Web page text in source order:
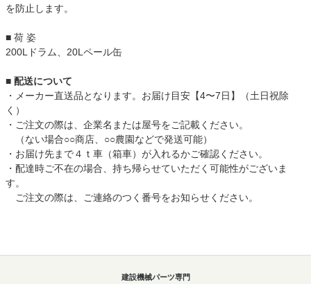
を防止します。
■ 荷 姿
200Lドラム、20Lペール缶
■ 配送について
・メーカー直送品となります。お届け目安【4〜7日】（土日祝除
く）
・ご注文の際は、企業名または屋号をご記載ください。
（ない場合○○商店、○○農園などで発送可能）
・お届け先まで４ｔ車（箱車）が入れるかご確認ください。
・配達時ご不在の場合、持ち帰らせていただく可能性がございま
す。
ご注文の際は、ご連絡のつく番号をお知らせください。
建設機械パーツ専門